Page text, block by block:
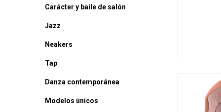
Carácter y baile de salón
Jazz
Neakers
Tap
Danza contemporánea
Modelos únicos